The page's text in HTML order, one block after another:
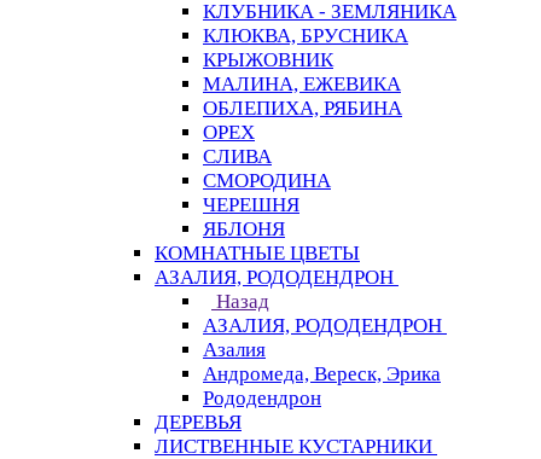
КЛУБНИКА - ЗЕМЛЯНИКА
КЛЮКВА, БРУСНИКА
КРЫЖОВНИК
МАЛИНА, ЕЖЕВИКА
ОБЛЕПИХА, РЯБИНА
ОРЕХ
СЛИВА
СМОРОДИНА
ЧЕРЕШНЯ
ЯБЛОНЯ
КОМНАТНЫЕ ЦВЕТЫ
АЗАЛИЯ, РОДОДЕНДРОН
Назад
АЗАЛИЯ, РОДОДЕНДРОН
Азалия
Андромеда, Вереск, Эрика
Рододендрон
ДЕРЕВЬЯ
ЛИСТВЕННЫЕ КУСТАРНИКИ